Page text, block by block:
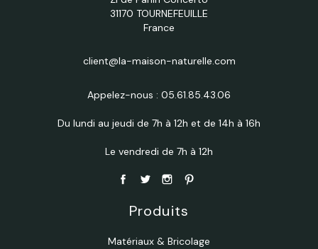
31170 TOURNEFEUILLE
France
client@la-maison-naturelle.com
Appelez-nous : 05.61.85.43.06
Du lundi au jeudi de 7h à 12h et de 14h à 16h
Le vendredi de 7h à 12h
Produits
Matériaux & Bricolage